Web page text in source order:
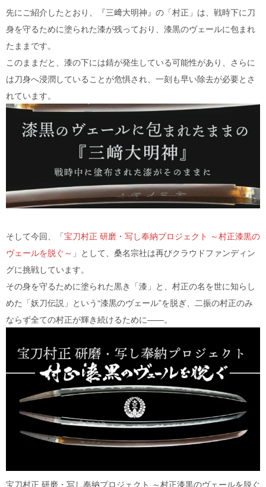
先にご紹介したとおり、『三﨑大明神』の「村正」は、戦時下に刀
身を守るために塗られた漆が残っており、漆黒のヴェールに包まれ
たままです。
このままだと、漆の下には錆が発生している可能性があり、さらに
は刀身へ浸潤していることが危惧され、一刻も早い除去が必要とさ
れています。
そして今回、「宝刀村正 研磨・写し奉納プロジェクト ～村正漆黒の
ヴェールを脱ぐ～ 」として、桑名宗社は再びクラウドファンディン
グに挑戦しています。
その身を守るために塗られた黒き「漆」と、村正の名を世に知らし
めた「妖刀伝説」という“漆黒のヴェール”を脱ぎ、二振の村正のみ
ならず全ての村正が輝き続けるために――。
宝刀村正 研磨・写し奉納プロジェクト ～村正漆黒のヴェールを脱ぐ